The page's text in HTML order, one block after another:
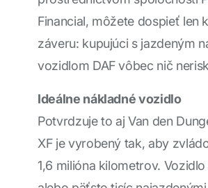
Financial, môžete dospieť len
záveru: kupujúci s jazdeným
vozidlom DAF vôbec nič
Ideálne nákladné vozidlo
Potvrdzuje to aj Van den
XF je vyrobený tak, aby
1,6 milióna kilometrov.